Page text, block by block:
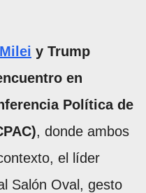
Milei y Trump
en
Política de
, donde ambos
el líder
Salón Oval, gesto